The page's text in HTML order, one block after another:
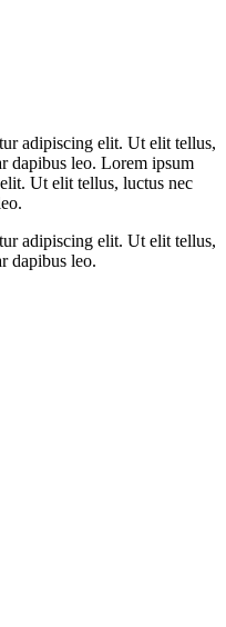
adipiscing elit. Ut elit tellus,
dapibus leo. Lorem ipsum
Ut elit tellus, luctus nec
adipiscing elit. Ut elit tellus,
dapibus leo.